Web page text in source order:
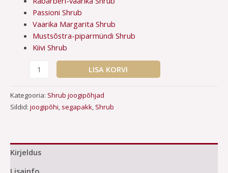
Passioni Shrub
Vaarika Margarita Shrub
Mustsõstra-piparmündi Shrub
Kiivi Shrub
LISA KORVI
Kategooria: Shrub joogipõhjad
Sildid: joogipõhi, segapakk, Shrub
Kirjeldus